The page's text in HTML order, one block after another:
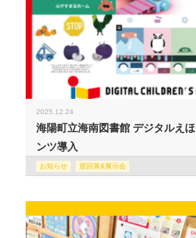
2025.12.24
海陽町立海南図書館 デジタルえ
ンツ導入
お知らせ 巡回展&展示会